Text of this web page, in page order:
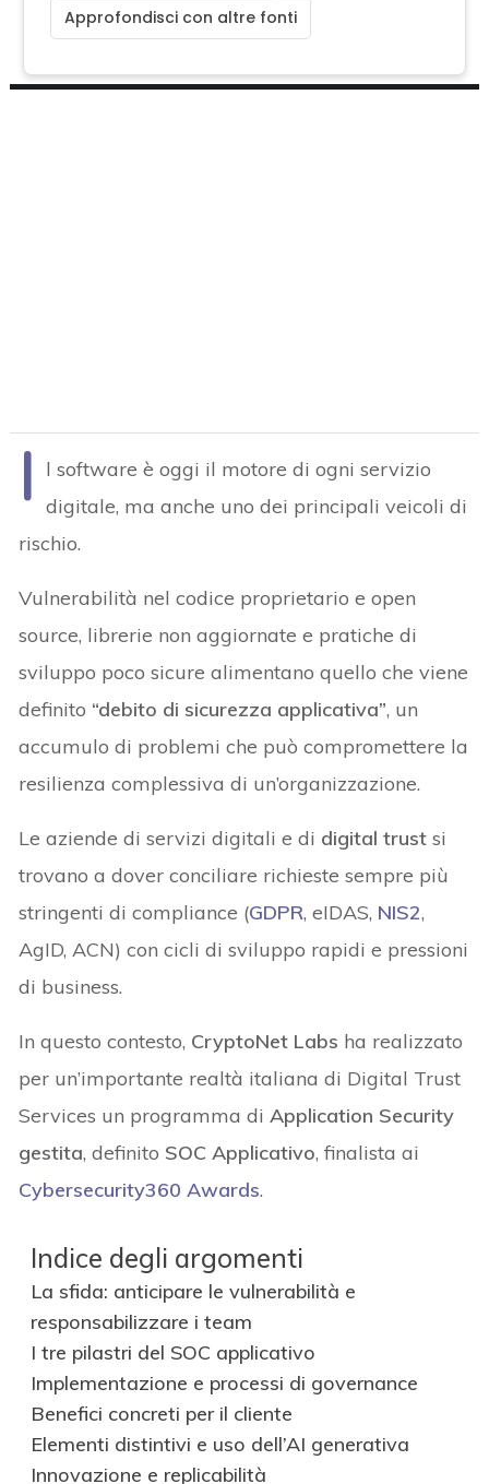
Approfondisci con altre fonti
I
l software è oggi il motore di ogni servizio
digitale, ma anche uno dei principali veicoli di
rischio.
Vulnerabilità nel codice proprietario e open
source, librerie non aggiornate e pratiche di
sviluppo poco sicure alimentano quello che viene
definito “debito di sicurezza applicativa”, un
accumulo di problemi che può compromettere la
resilienza complessiva di un’organizzazione.
Le aziende di servizi digitali e di digital trust si
trovano a dover conciliare richieste sempre più
stringenti di compliance (GDPR, eIDAS, NIS2,
AgID, ACN) con cicli di sviluppo rapidi e pressioni
di business.
In questo contesto, CryptoNet Labs ha realizzato
per un’importante realtà italiana di Digital Trust
Services un programma diApplication Security
gestita, definito SOC Applicativo, finalista ai
Cybersecurity360 Awards.
Indice degli argomenti
La sfida: anticipare le vulnerabilità e
responsabilizzare i team
I tre pilastri del SOC applicativo
Implementazione e processi di governance
Benefici concreti per il cliente
Elementi distintivi e uso dell’AI generativa
Innovazione e replicabilità